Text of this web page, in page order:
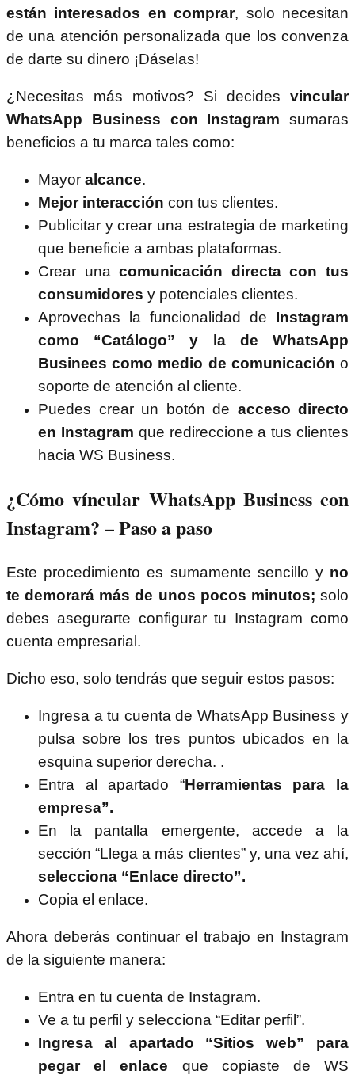
están interesados en comprar, solo necesitan
de una atención personalizada que los convenza
de darte su dinero ¡Dáselas!
¿Necesitas más motivos? Si decides vincular
WhatsApp Business con Instagram sumaras
beneficios a tu marca tales como:
Mayor alcance.
Mejor interacción con tus clientes.
Publicitar y crear una estrategia de marketing
que beneficie a ambas plataformas.
Crear unacomunicación directa con tus
consumidores y potenciales clientes.
Aprovechas la funcionalidad de Instagram
como “Catálogo” y la de WhatsApp
Businees como medio de comunicación o
soporte de atención al cliente.
Puedes crear un botón de acceso directo
en Instagram que redireccione a tus clientes
hacia WS Business.
¿Cómo víncular WhatsApp Business con
Instagram? – Paso a paso
Este procedimiento es sumamente sencillo y no
te demorará más de unos pocos minutos; solo
debes asegurarte configurar tu Instagram como
cuenta empresarial.
Dicho eso, solo tendrás que seguir estos pasos:
Ingresa a tu cuenta de WhatsApp Business y
pulsa sobre los tres puntos ubicados en la
esquina superior derecha. .
Entra al apartado “Herramientas para la
empresa”.
En la pantalla emergente, accede a la
sección “Llega a más clientes” y, una vez ahí,
selecciona “Enlace directo”.
Copia el enlace.
Ahora deberás continuar el trabajo en Instagram
de la siguiente manera:
Entra en tu cuenta de Instagram.
Ve a tu perfil y selecciona “Editar perfil”.
Ingresa al apartado “Sitios web” para
pegar el enlace que copiaste de WS